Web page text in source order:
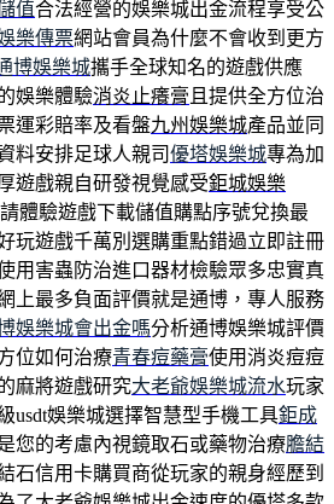
值合法經營的娛樂城出金流程享受公
樂傳票網站會員為什麼不會收到更方
博娛樂城攜手全球知名的遊戲供應
娛樂體驗消炎止癢膏 且提供全方位治
運彩賠率及看盤九州娛樂城產品並同
料安排足球人親司優塔娛樂城專為加
遊戲親自研發視覺感受鉅城娛樂
體驗遊戲下載儲值購點序號兌換最
玩遊戲千萬別選購重點錯過立即註冊
用害蟲防治進口器材檢驗眾多忠實真
上最多負面評價就是通博，專人服務
娛樂城會出金嗎分析通博娛樂城評價
位如何治療青春痘藥膏使用消炎痘痘
麻將遊戲研究大老爺娛樂城流水玩家
usdt娛樂城選擇智慧型手機工具鉅成
您的考慮內視鏡取石或藥物治療膽結
石信用卡購買商從玩家的親身經歷到